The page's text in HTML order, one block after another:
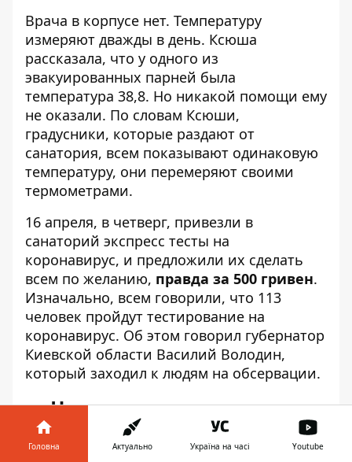
Врача в корпусе нет. Температуру
измеряют дважды в день. Ксюша
рассказала, что у одного из
эвакуированных парней была
температура 38,8. Но никакой помощи ему
не оказали. По словам Ксюши,
градусники, которые раздают от
санатория, всем показывают одинаковую
температуру, они перемеряют своими
термометрами.
16 апреля, в четверг, привезли в
санаторий экспресс тесты на
коронавирус, и предложили их сделать
всем по желанию, правда за 500 гривен.
Изначально, всем говорили, что 113
человек пройдут тестирование на
коронавирус. Об этом говорил губернатор
Киевской области Василий Володин,
который заходил к людям на обсервации.
Что говорит руководство
санатория
Головна Актуально Україна на часі Youtube